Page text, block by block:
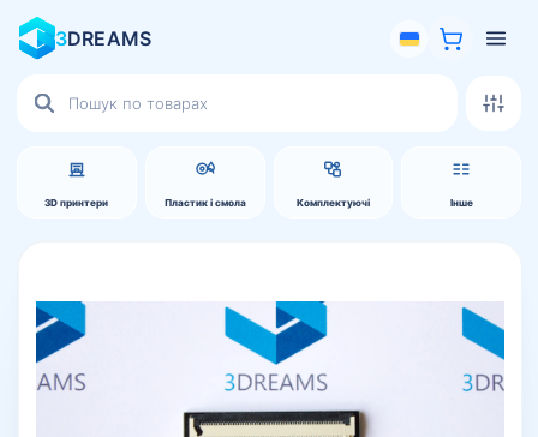
3DREAMS
3D принтери Пластик і смола Комплектуючі Інше
товарів